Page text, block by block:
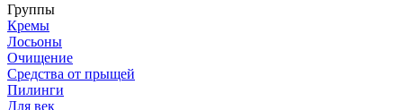
Группы
Кремы
Лосьоны
Очищение
Средства от прыщей
Пилинги
Для век